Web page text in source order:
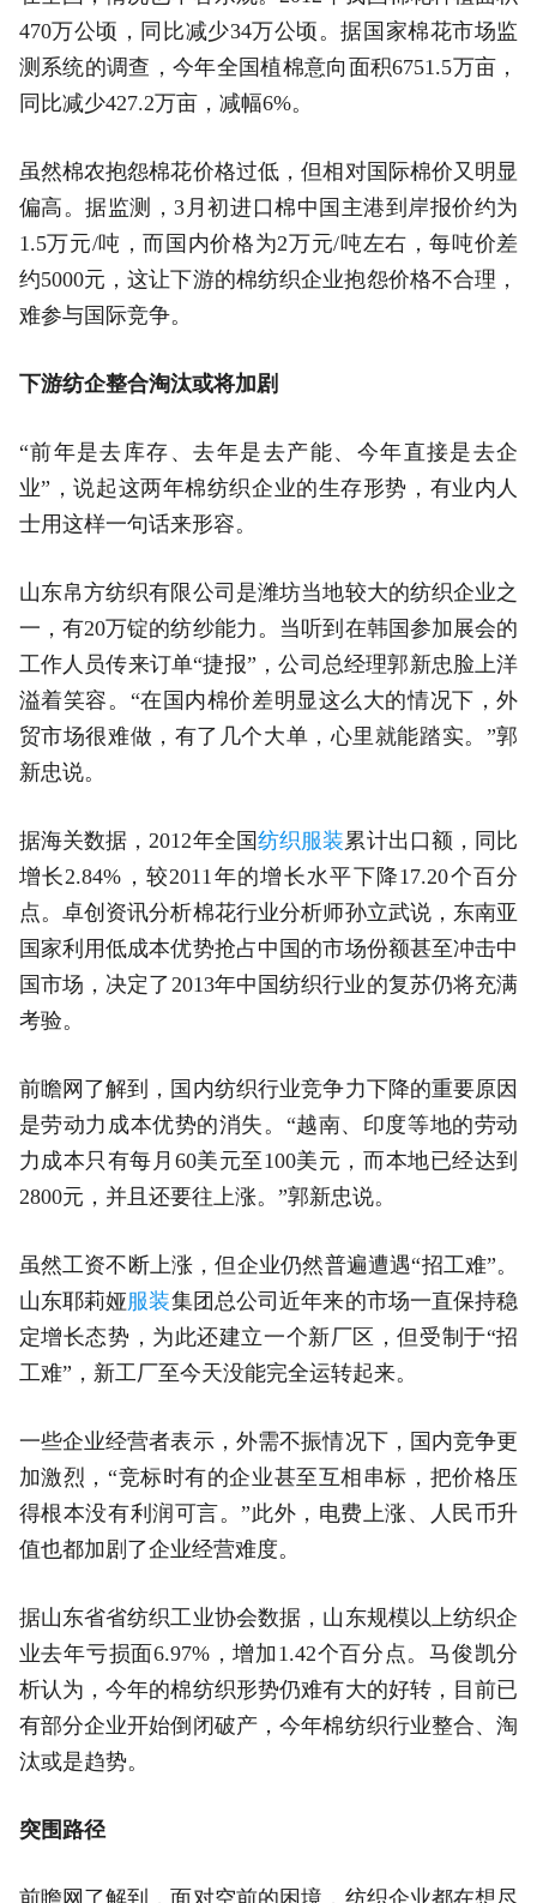
470万公顷，同比减少34万公顷。据国家棉花市场监
测系统的调查，今年全国植棉意向面积6751.5万亩，
同比减少427.2万亩，减幅6%。
虽然棉农抱怨棉花价格过低，但相对国际棉价又明显
偏高。据监测，3月初进口棉中国主港到岸报价约为
1.5万元/吨，而国内价格为2万元/吨左右，每吨价差
约5000元，这让下游的棉纺织企业抱怨价格不合理，
难参与国际竞争。
下游纺企整合淘汰或将加剧
“前年是去库存、去年是去产能、今年直接是去企
业”，说起这两年棉纺织企业的生存形势，有业内人
士用这样一句话来形容。
山东帛方纺织有限公司是潍坊当地较大的纺织企业之
一，有20万锭的纺纱能力。当听到在韩国参加展会的
工作人员传来订单“捷报”，公司总经理郭新忠脸上洋
溢着笑容。“在国内棉价差明显这么大的情况下，外
贸市场很难做，有了几个大单，心里就能踏实。”郭
新忠说。
据海关数据，2012年全国纺织服装累计出口额，同比
增长2.84%，较2011年的增长水平下降17.20个百分
点。卓创资讯分析棉花行业分析师孙立武说，东南亚
国家利用低成本优势抢占中国的市场份额甚至冲击中
国市场，决定了2013年中国纺织行业的复苏仍将充满
考验。
前瞻网了解到，国内纺织行业竞争力下降的重要原因
是劳动力成本优势的消失。“越南、印度等地的劳动
力成本只有每月60美元至100美元，而本地已经达到
2800元，并且还要往上涨。”郭新忠说。
虽然工资不断上涨，但企业仍然普遍遭遇“招工难”。
山东耶莉娅服装集团总公司近年来的市场一直保持稳
定增长态势，为此还建立一个新厂区，但受制于“招
工难”，新工厂至今天没能完全运转起来。
一些企业经营者表示，外需不振情况下，国内竞争更
加激烈，“竞标时有的企业甚至互相串标，把价格压
得根本没有利润可言。”此外，电费上涨、人民币升
值也都加剧了企业经营难度。
据山东省省纺织工业协会数据，山东规模以上纺织企
业去年亏损面6.97%，增加1.42个百分点。马俊凯分
析认为，今年的棉纺织形势仍难有大的好转，目前已
有部分企业开始倒闭破产，今年棉纺织行业整合、淘
汰或是趋势。
突围路径
前瞻网了解到，面对空前的困境，纺织企业都在想尽